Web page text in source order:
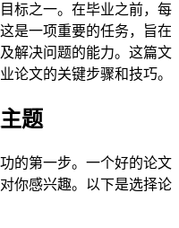
标之一。在毕业之前，每
是一项重要的任务，旨在
解决问题的能力。这篇文
论文的关键步骤和技巧。
题
的第一步。一个好的论文
你感兴趣。以下是选择论